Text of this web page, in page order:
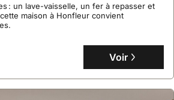
: un lave-vaisselle, un fer à repasser et
maison à Honfleur convient
Voir